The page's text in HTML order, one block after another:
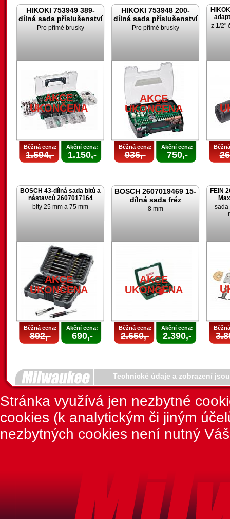
HIKOKI 753949 389-
dílná sada příslušenství
Pro přímé brusky
AKCE
UKONČENA
Běžná cena:
1.594,-
Akční cena:
1.150,-
HIKOKI 753948 200-
dílná sada příslušenství
Pro přímé brusky
AKCE
UKONČENA
Běžná cena:
936,-
Akční cena:
750,-
z 1/2"
BOSCH 43-dílná sada bitů a
nástavců 2607017164
bity 25 mm a 75 mm
AKCE
UKONČENA
Běžná cena:
892,-
Akční cena:
690,-
BOSCH 2607019469 15-
dílná sada fréz
8 mm
AKCE
UKONČENA
Běžná cena:
2.650,-
Akční cena:
2.390,-
FEIN
sada
Technické údaje a zobrazení
Stránka využívá jen nezbytné
cookies (k analytickým či jiným
nezbytných cookies není nutný